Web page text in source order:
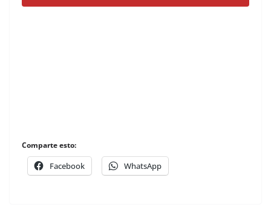
Comparte esto:
Facebook WhatsApp